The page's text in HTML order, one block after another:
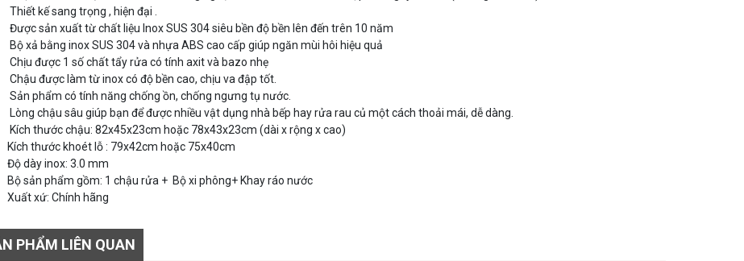
Thiết kế sang trọng , hiện đại .
Được sản xuất từ chất liệu Inox SUS 304 siêu bền độ bền lên đến trên 10 năm
Bộ xả bằng inox SUS 304 và nhựa ABS cao cấp giúp ngăn mùi hôi hiệu quả
Chịu được 1 số chất tẩy rửa có tính axit và bazo nhẹ
Chậu được làm từ inox có độ bền cao, chịu va đập tốt.
Sản phẩm có tính năng chống ồn, chống ngưng tụ nước.
Lòng chậu sâu giúp bạn để được nhiều vật dụng nhà bếp hay rửa rau củ một cách thoải mái, dễ dàng.
Kích thước chậu: 82x45x23cm hoặc 78x43x23cm (dài x rộng x cao)
Kích thước khoét lỗ : 79x42cm hoặc 75x40cm
Độ dày inox: 3.0 mm
Bộ sản phẩm gồm: 1 chậu rửa + Bộ xi phông+ Khay ráo nước
Xuất xứ: Chính hãng
PHẨM LIÊN QUAN